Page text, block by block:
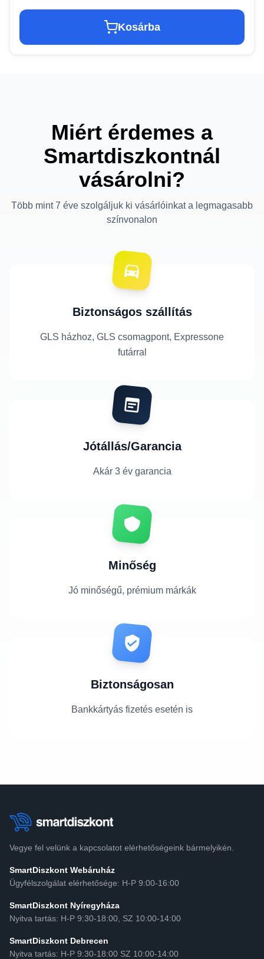
Kosárba
Miért érdemes a
Smartdiszkontnál
vásárolni?
Több mint 7 éve szolgáljuk ki vásárlóinkat a legmagasabb
színvonalon
Biztonságos szállítás
GLS házhoz, GLS csomagpont, Expressone
futárral
Jótállás/Garancia
Akár 3 év garancia
Minőség
Jó minőségű, prémium márkák
Biztonságosan
Bankkártyás fizetés esetén is
Vegye fel velünk a kapcsolatot elérhetőségeink bármelyikén.
SmartDiszkont Webáruház
Ügyfélszolgálat elérhetősége: H-P 9:00-16:00
SmartDiszkont Nyíregyháza
Nyitva tartás: H-P 9:30-18:00, SZ 10:00-14:00
SmartDiszkont Debrecen
Nyitva tartás: H-P 9:30-18:00 SZ 10:00-14:00